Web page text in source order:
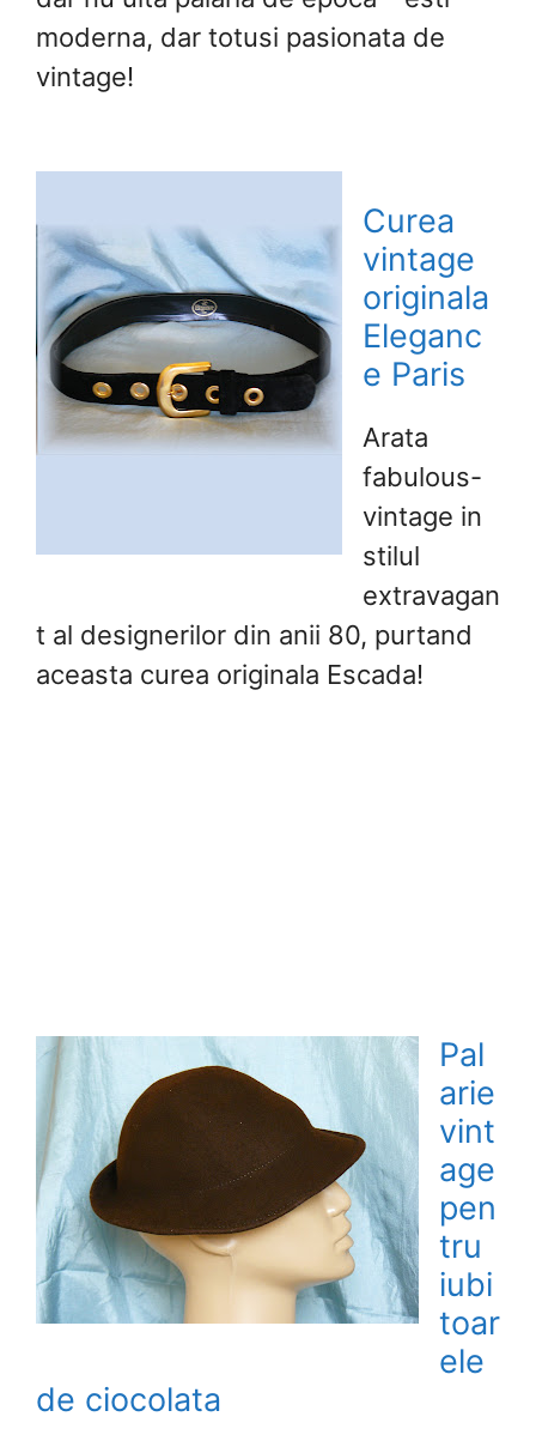
moderna, dar totusi pasionata de
vintage!
Curea
vintage
originala
Eleganc
e Paris
Arata
fabulous-
vintage in
stilul
extravagan
t al designerilor din anii 80, purtand
aceasta curea originala Escada!
Pal
arie
vint
age
pen
tru
iubi
toar
ele
de ciocolata